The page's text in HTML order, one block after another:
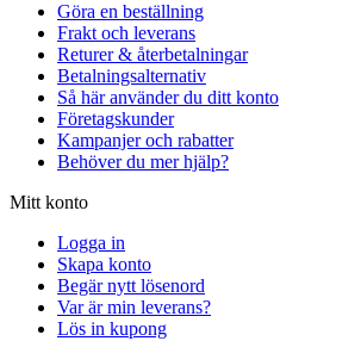
Göra en beställning
Frakt och leverans
Returer & återbetalningar
Betalningsalternativ
Så här använder du ditt konto
Företagskunder
Kampanjer och rabatter
Behöver du mer hjälp?
Mitt konto
Logga in
Skapa konto
Begär nytt lösenord
Var är min leverans?
Lös in kupong